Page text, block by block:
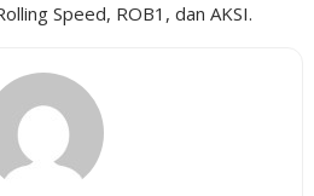
Speed, ROB1, dan AKSI.